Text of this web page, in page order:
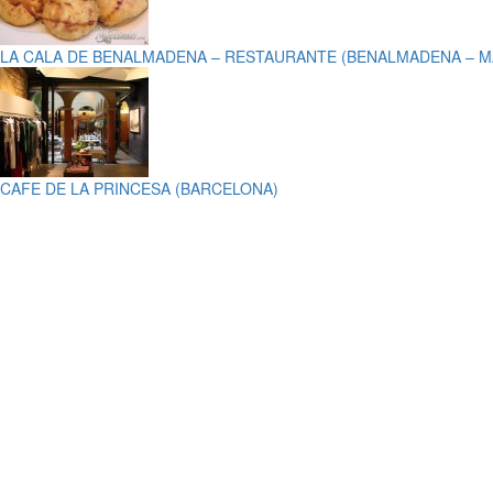
LA CALA DE BENALMADENA – RESTAURANTE (BENALMADENA –
CAFE DE LA PRINCESA (BARCELONA)